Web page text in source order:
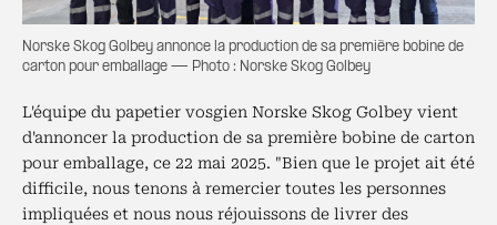
Norske Skog Golbey annonce la production de sa première bobine de
carton pour emballage — Photo : Norske Skog Golbey
L'équipe du papetier vosgien Norske Skog Golbey vient
d'annoncer la production de sa première bobine de carton
pour emballage, ce 22 mai 2025. "Bien que le projet ait été
difficile, nous tenons à remercier toutes les personnes
impliquées et nous nous réjouissons de livrer des